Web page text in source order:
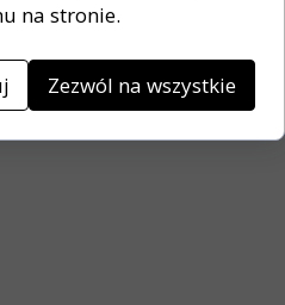
na stronie.
Zezwól na wszystkie